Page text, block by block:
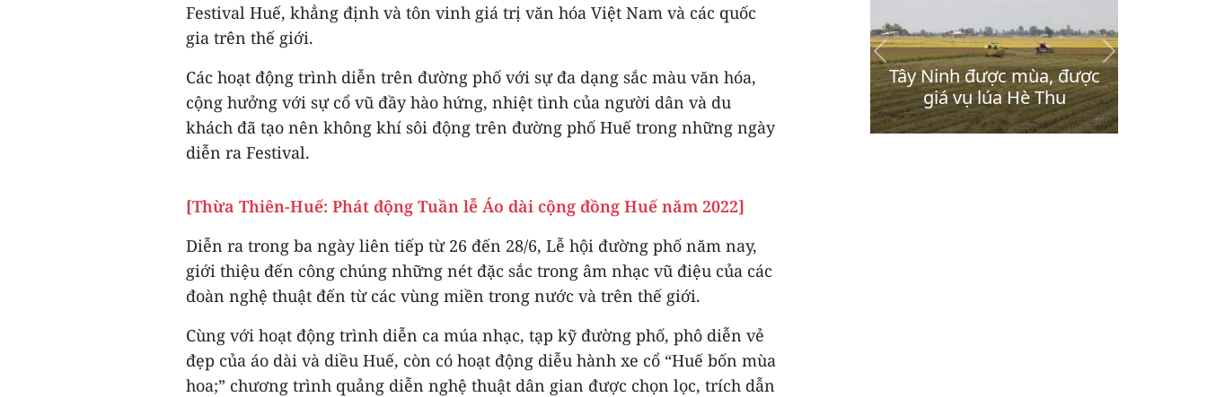
Festival Huế, khẳng định và tôn vinh giá trị văn hóa Việt Nam và các quốc
gia trên thế giới.
Các hoạt động trình diễn trên đường phố với sự đa dạng sắc màu văn hóa,
cộng hưởng với sự cổ vũ đầy hào hứng, nhiệt tình của người dân và du
khách đã tạo nên không khí sôi động trên đường phố Huế trong những ngày
diễn ra Festival.
[Thừa Thiên-Huế: Phát động Tuần lễ Áo dài cộng đồng Huế năm 2022]
Diễn ra trong ba ngày liên tiếp từ 26 đến 28/6, Lễ hội đường phố năm nay,
giới thiệu đến công chúng những nét đặc sắc trong âm nhạc vũ điệu của các
đoàn nghệ thuật đến từ các vùng miền trong nước và trên thế giới.
Cùng với hoạt động trình diễn ca múa nhạc, tạp kỹ đường phố, phô diễn vẻ
đẹp của áo dài và diều Huế, còn có hoạt động diễu hành xe cổ “Huế bốn mùa
hoa;” chương trình quảng diễn nghệ thuật dân gian được chọn lọc, trích dẫn